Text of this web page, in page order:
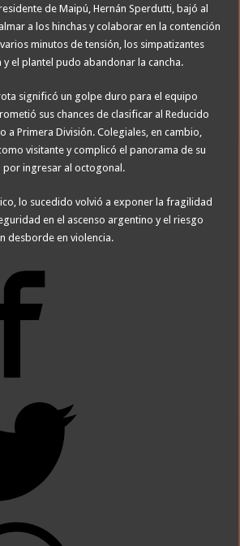
de Maipú, Hernán Sperdutti, bajó al
a los hinchas y colaborar en la contención
minutos de tensión, los simpatizantes
el plantel pudo abandonar la cancha.
significó un golpe duro para el equipo
sus chances de clasificar al Reducido
a Primera División. Colegiales, en cambio,
visitante y complicó el panorama de su
por ingresar al octogonal.
lo sucedido volvió a exponer la fragilidad
en el ascenso argentino y el riesgo
desborde en violencia.